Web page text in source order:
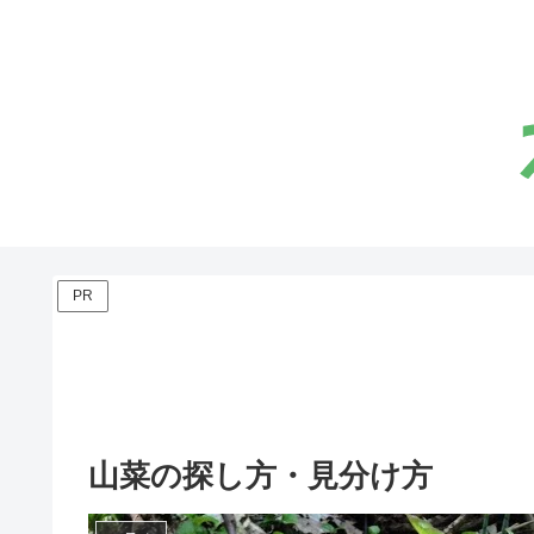
PR
山菜の探し方・見分け方